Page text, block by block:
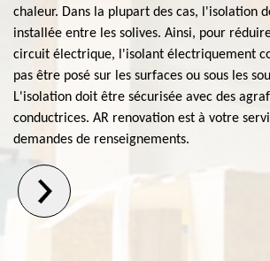
chaleur. Dans la plupart des cas, l'isolation
installée entre les solives. Ainsi, pour
circuit électrique, l'isolant électriquement
pas être posé sur les surfaces ou sous les
L'isolation doit être sécurisée avec des
conductrices. AR renovation est à votre
demandes de renseignements.